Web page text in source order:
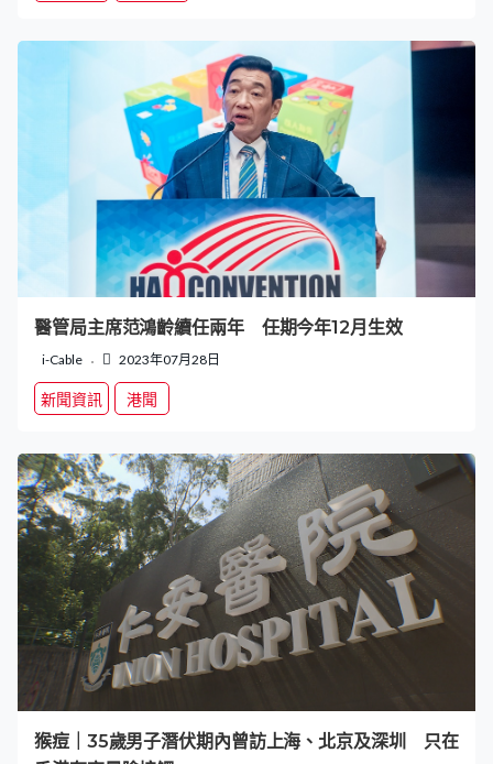
醫管局主席范鴻齡續任兩年 任期今年12月生效
i-Cable 2023年07月28日
新聞資訊 港聞
猴痘｜35歲男子潛伏期內曾訪上海、北京及深圳 只在